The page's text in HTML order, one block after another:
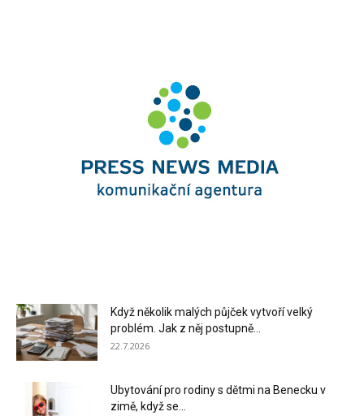
Když několik malých půjček vytvoří velký
problém. Jak z něj postupně...
22.7.2026
Ubytování pro rodiny s dětmi na Benecku v
zimě, když se...